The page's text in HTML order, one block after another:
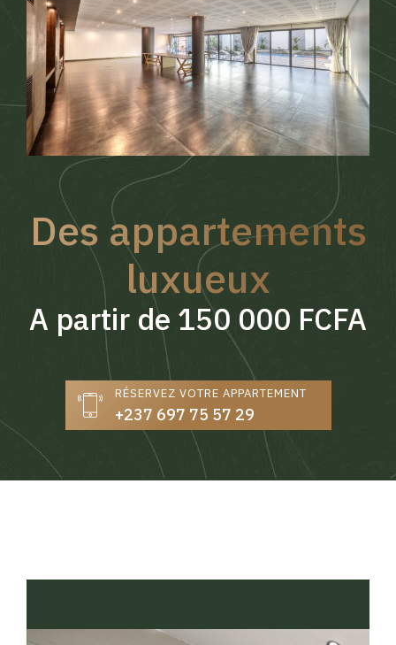
Des appartements
luxueux
A partir de 150 000 FCFA
RÉSERVEZ VOTRE APPARTEMENT
+237 697 75 57 29